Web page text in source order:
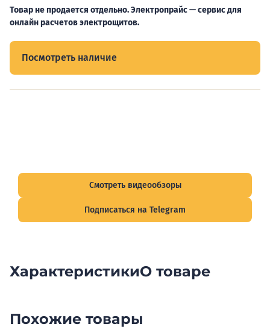
Товар не продается отдельно. Электропрайс — сервис для
онлайн расчетов электрощитов.
Посмотреть наличие
Смотреть видеообзоры
Подписаться на Telegram
ХарактеристикиО товаре
Похожие товары